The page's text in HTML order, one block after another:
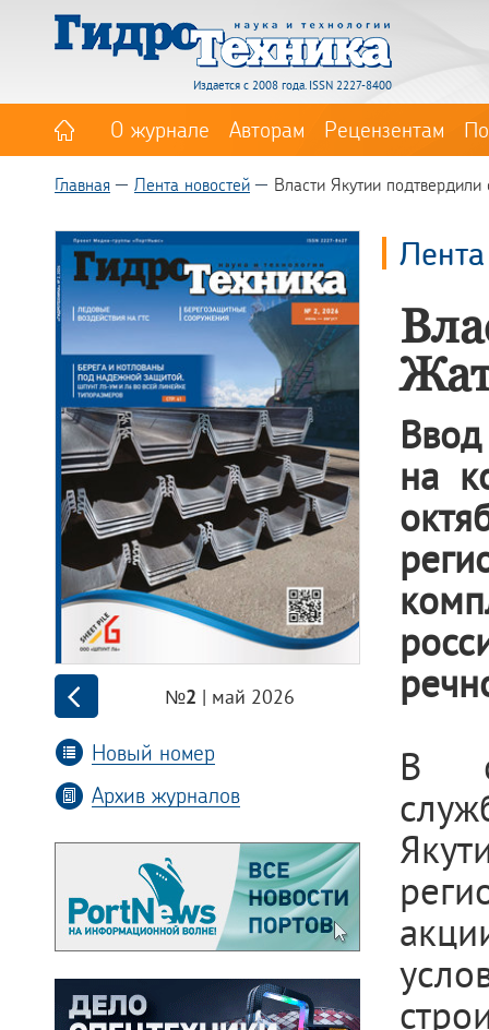
Издается с 2008 года. ISSN 2227-8400
О журнале Авторам Рецензентам
Главная Лента новостей Власти Якутии
№2 | май 2026
Новый номер
Архив журналов
на
В